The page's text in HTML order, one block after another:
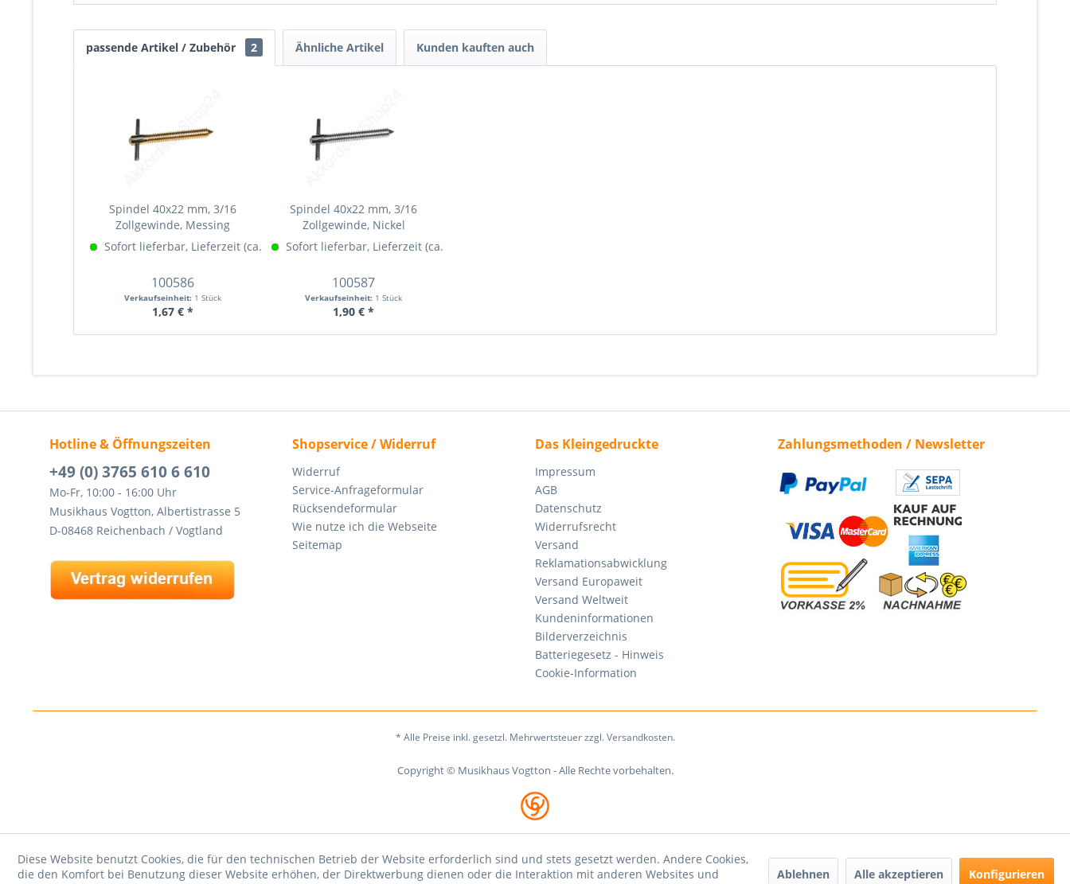
passende Artikel / Zubehör 2 Ähnliche Artikel Kunden kauften auch
Spindel 40x22 mm, 3/16
Zollgewinde, Messing
Sofort lieferbar, Lieferzeit (ca. 1-3 Werktage)Mehr Info »
100586
Verkaufseinheit: 1 Stück
1,67 € *
Spindel 40x22 mm, 3/16
Zollgewinde, Nickel
Sofort lieferbar, Lieferzeit (ca. 1-3 Werktage)
100587
Verkaufseinheit: 1 Stück
1,90 € *
Hotline & Öffnungszeiten
+49 (0) 3765 610 6 610
Mo-Fr, 10:00 - 16:00 Uhr
Musikhaus Vogtton, Albertistrasse 5
D-08468 Reichenbach / Vogtland
Shopservice / Widerruf
Widerruf
Service-Anfrageformular
Rücksendeformular
Wie nutze ich die Webseite
Seitemap
Das Kleingedruckte
Impressum
AGB
Datenschutz
Widerrufsrecht
Versand
Reklamationsabwicklung
Versand Europaweit
Versand Weltweit
Kundeninformationen
Bilderverzeichnis
Batteriegesetz - Hinweis
Cookie-Information
Zahlungsmethoden / Newsletter
* Alle Preise inkl. gesetzl. Mehrwertsteuer zzgl. Versandkosten.
Copyright © Musikhaus Vogtton - Alle Rechte vorbehalten.
Diese Website benutzt Cookies, die für den technischen Betrieb der Website erforderlich sind und stets gesetzt werden. Andere Cookies,
die den Komfort bei Benutzung dieser Website erhöhen, der Direktwerbung dienen oder die Interaktion mit anderen Websites und
Ablehnen Alle akzeptieren Konfigurieren